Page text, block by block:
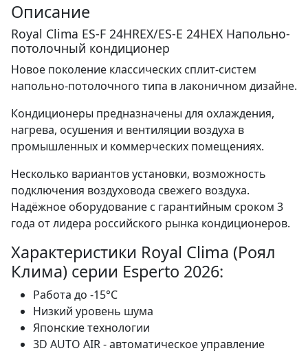
Описание
Royal Clima ES-F 24HREX/ES-E 24HEX Напольно-
потолочный кондиционер
Новое поколение классических сплит-систем
напольно-потолочного типа в лаконичном дизайне.
Кондиционеры предназначены для охлаждения,
нагрева, осушения и вентиляции воздуха в
промышленных и коммерческих помещениях.
Несколько вариантов установки, возможность
подключения воздуховода свежего воздуха.
Надёжное оборудование с гарантийным сроком 3
года от лидера российского рынка кондиционеров.
Характеристики Royal Clima (Роял
Клима) серии Esperto 2026:
Работа до -15°С
Низкий уровень шума
Японские технологии
3D AUTO AIR - автоматическое управление